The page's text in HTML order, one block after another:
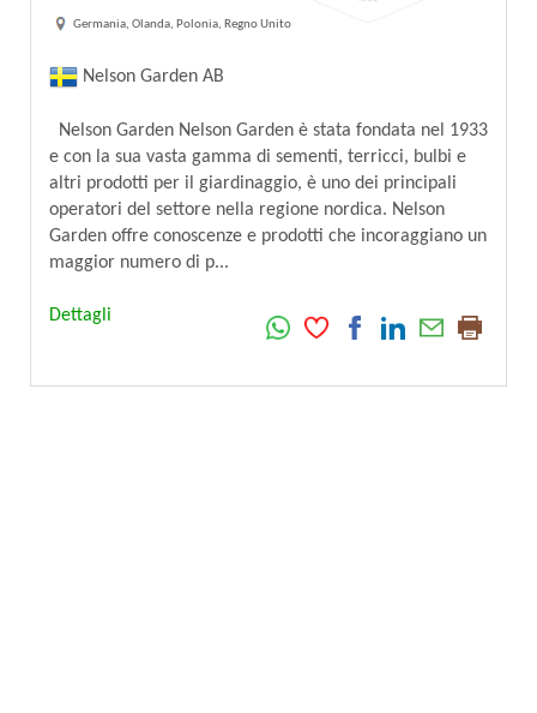
Germania, Olanda, Polonia, Regno Unito
Nelson Garden AB
Nelson Garden Nelson Garden è stata fondata nel 1933
e con la sua vasta gamma di sementi, terricci, bulbi e
altri prodotti per il giardinaggio, è uno dei principali
operatori del settore nella regione nordica. Nelson
Garden offre conoscenze e prodotti che incoraggiano un
maggior numero di p...
Dettagli